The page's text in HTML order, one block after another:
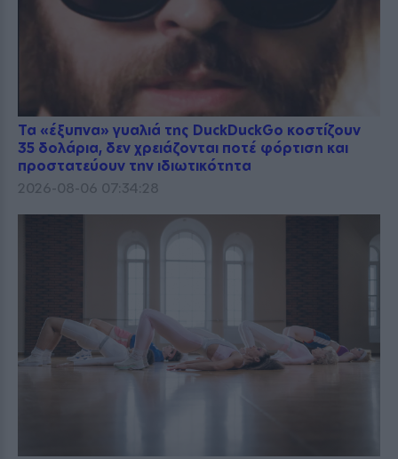
Τα «έξυπνα» γυαλιά της DuckDuckGo κοστίζουν
35 δολάρια, δεν χρειάζονται ποτέ φόρτιση και
προστατεύουν την ιδιωτικότητα
2026-08-06 07:34:28